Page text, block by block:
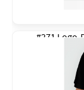
#271